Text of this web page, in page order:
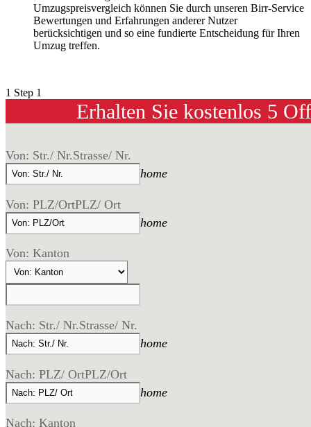
Umzugspreisvergleich können Sie durch unseren Birr-Service
Bewertungen und Erfahrungen anderer Nutzer
berücksichtigen und so eine fundierte Entscheidung für Ihren
Umzug treffen.
1 Step 1
Erhalten Sie kostenlos 5
Von: Str./ Nr.Strasse/ Nr.
home
Von: PLZ/OrtPLZ/ Ort
home
Von: Kanton
Nach: Str./ Nr.Strasse/ Nr.
home
Nach: PLZ/ OrtPLZ/Ort
home
Nach: Kanton